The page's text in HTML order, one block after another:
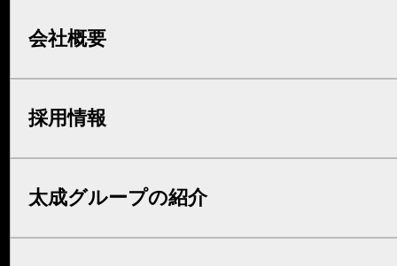
会社概要
採用情報
太成グループの紹介